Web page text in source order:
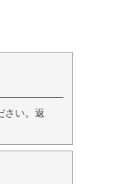
さい。返